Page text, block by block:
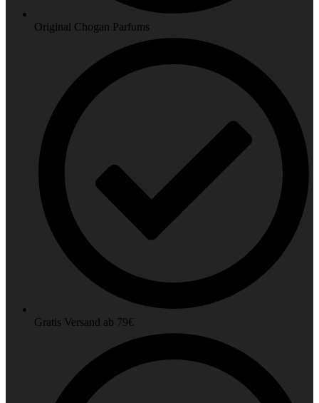
Original Chogan Parfums
Gratis Versand ab 79€